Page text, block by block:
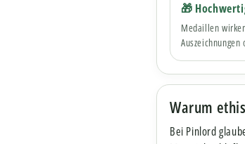
🎁
Medaillen
Warum
Bei Pinlord